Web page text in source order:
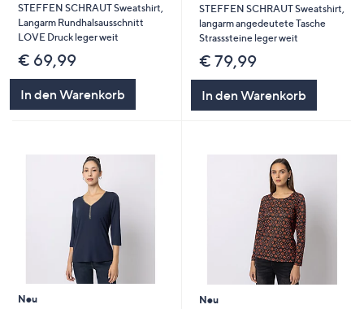
STEFFEN SCHRAUT Sweatshirt,
Langarm Rundhalsausschnitt
LOVE Druck leger weit
€ 69,99
In den Warenkorb
STEFFEN SCHRAUT Sweatshirt,
langarm angedeutete Tasche
Strasssteine leger weit
€ 79,99
In den Warenkorb
Neu
Neu